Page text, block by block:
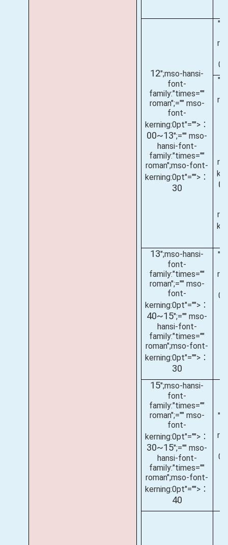
12";mso-hansi-
font-
family:"times=""
roman";="" mso-
font-
kerning:0pt"="">：
00~13";="" mso-
hansi-font-
family:"times=""
roman";mso-font-
kerning:0pt"="">：
30
13";mso-hansi-
font-
family:"times=""
roman";="" mso-
font-
kerning:0pt"="">：
40~15";="" mso-
hansi-font-
family:"times=""
roman";mso-font-
kerning:0pt"="">：
30
15";mso-hansi-
font-
family:"times=""
roman";="" mso-
font-
kerning:0pt"="">：
30~15";="" mso-
hansi-font-
family:"times=""
roman";mso-font-
kerning:0pt"="">：
40